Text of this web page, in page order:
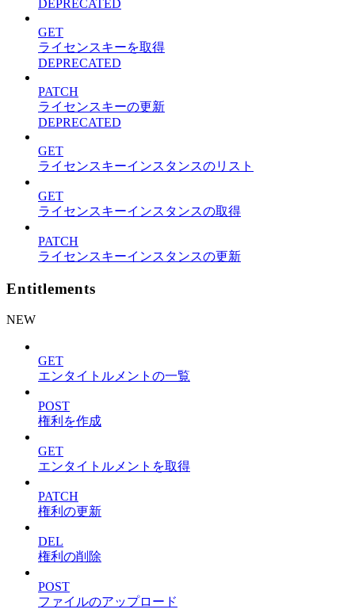
DEPRECATED
GET
ライセンスキーを取得
DEPRECATED
PATCH
ライセンスキーの更新
DEPRECATED
GET
ライセンスキーインスタンスのリスト
GET
ライセンスキーインスタンスの取得
PATCH
ライセンスキーインスタンスの更新
Entitlements
NEW
GET
エンタイトルメントの一覧
POST
権利を作成
GET
エンタイトルメントを取得
PATCH
権利の更新
DEL
権利の削除
POST
ファイルのアップロード